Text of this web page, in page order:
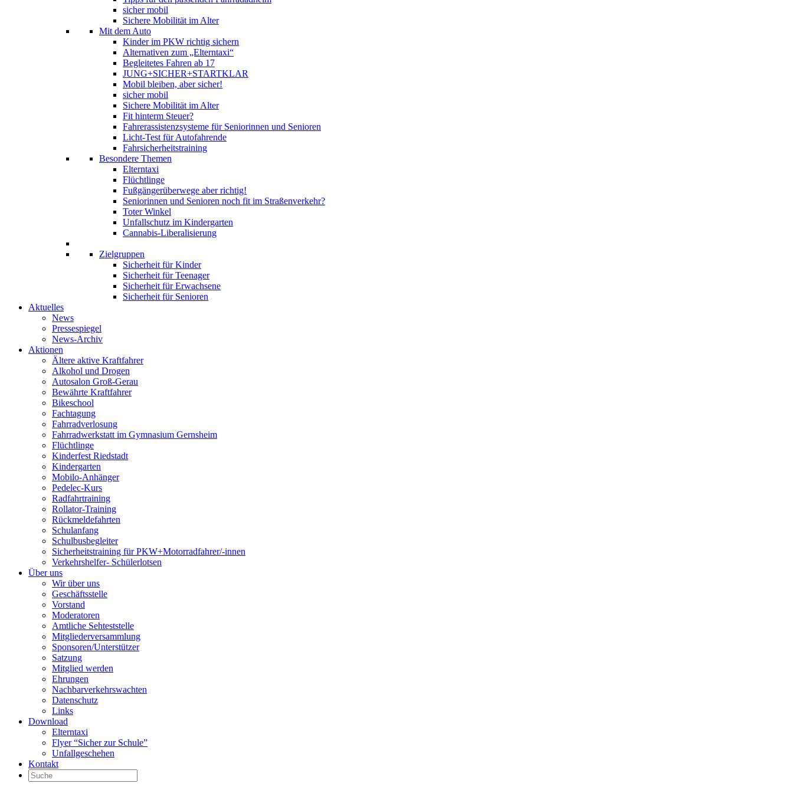
sicher mobil
Sichere Mobilität im Alter
Mit dem Auto
Kinder im PKW richtig sichern
Alternativen zum „Elterntaxi“
Begleitetes Fahren ab 17
JUNG+SICHER+STARTKLAR
Mobil bleiben, aber sicher!
sicher mobil
Sichere Mobilität im Alter
Fit hinterm Steuer?
Fahrerassistenzsysteme für Seniorinnen und Senioren
Licht-Test für Autofahrende
Fahrsicherheitstraining
Besondere Themen
Elterntaxi
Flüchtlinge
Fußgängerüberwege aber richtig!
Seniorinnen und Senioren noch fit im Straßenverkehr?
Toter Winkel
Unfallschutz im Kindergarten
Cannabis-Liberalisierung
Zielgruppen
Sicherheit für Kinder
Sicherheit für Teenager
Sicherheit für Erwachsene
Sicherheit für Senioren
Aktuelles
News
Pressespiegel
News-Archiv
Aktionen
Ältere aktive Kraftfahrer
Alkohol und Drogen
Autosalon Groß-Gerau
Bewährte Kraftfahrer
Bikeschool
Fachtagung
Fahrradverlosung
Fahrradwerkstatt im Gymnasium Gernsheim
Flüchtlinge
Kinderfest Riedstadt
Kindergarten
Mobilo-Anhänger
Pedelec-Kurs
Radfahrtraining
Rollator-Training
Rückmeldefahrten
Schulanfang
Schulbusbegleiter
Sicherheitstraining für PKW+Motorradfahrer/-innen
Verkehrshelfer- Schülerlotsen
Über uns
Wir über uns
Geschäftsstelle
Vorstand
Moderatoren
Amtliche Sehteststelle
Mitgliederversammlung
Sponsoren/Unterstützer
Satzung
Mitglied werden
Ehrungen
Nachbarverkehrswachten
Datenschutz
Links
Download
Elterntaxi
Flyer “Sicher zur Schule”
Unfallgeschehen
Kontakt